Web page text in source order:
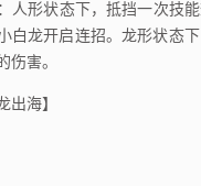
形状态下，抵挡一次技能
白龙开启连招。龙形状态
伤害。
海】